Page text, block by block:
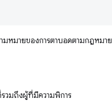
มหมายของการตาบอดตามกฎหมาย
วมถึงผู้ที่มีความพิการ